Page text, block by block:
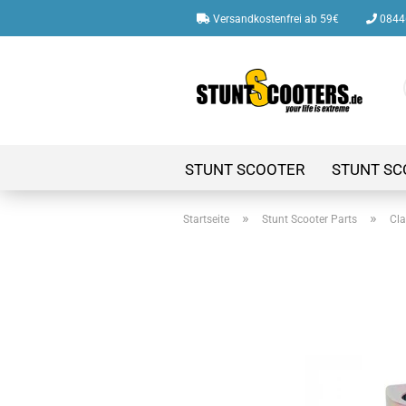
Versandkostenfrei ab 59€
STUNT SCOOTER STUNT
Startseite » Stunt Scooter Parts »